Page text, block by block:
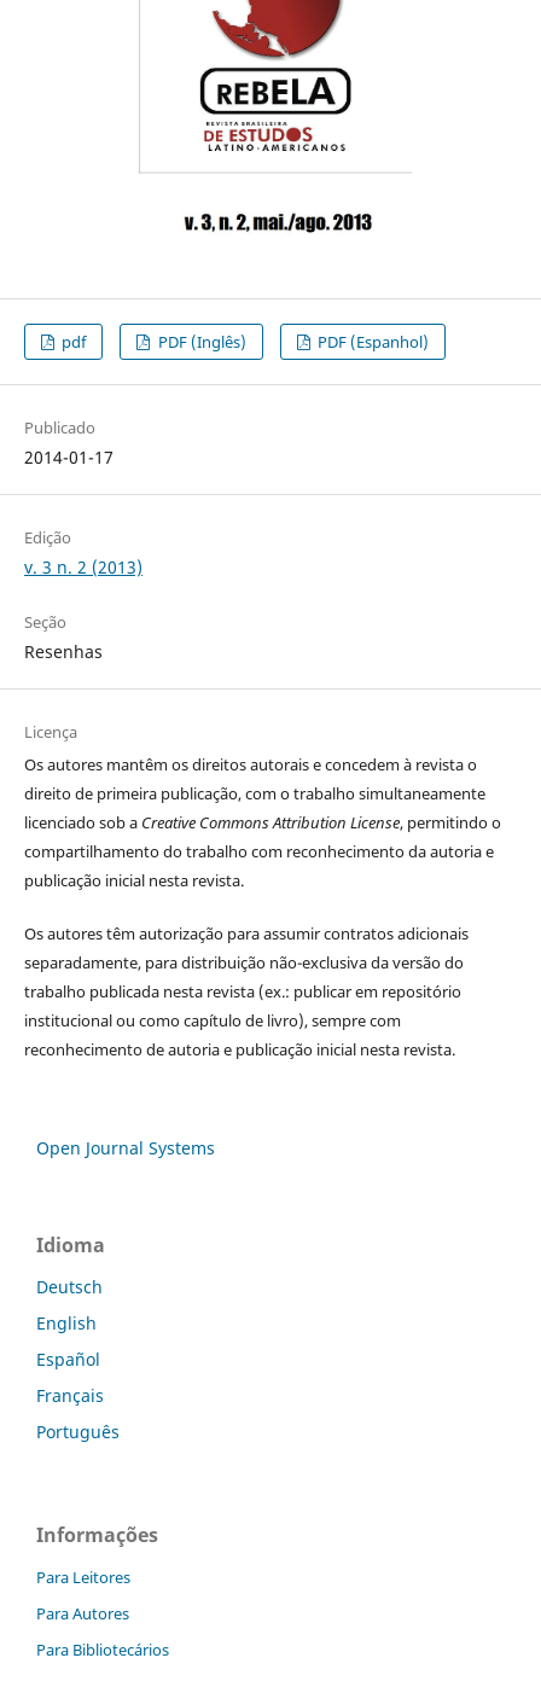
pdf PDF (Inglês) PDF (Espanhol)
Publicado
2014-01-17
Edição
v. 3 n. 2 (2013)
Seção
Resenhas
Licença
Os autores mantêm os direitos autorais e concedem à revista o
direito de primeira publicação, com o trabalho simultaneamente
licenciado sob a Creative Commons Attribution License, permitindo o
compartilhamento do trabalho com reconhecimento da autoria e
publicação inicial nesta revista.
Os autores têm autorização para assumir contratos adicionais
separadamente, para distribuição não-exclusiva da versão do
trabalho publicada nesta revista (ex.: publicar em repositório
institucional ou como capítulo de livro), sempre com
reconhecimento de autoria e publicação inicial nesta revista.
Open Journal Systems
Idioma
Deutsch
English
Español
Français
Português
Informações
Para Leitores
Para Autores
Para Bibliotecários